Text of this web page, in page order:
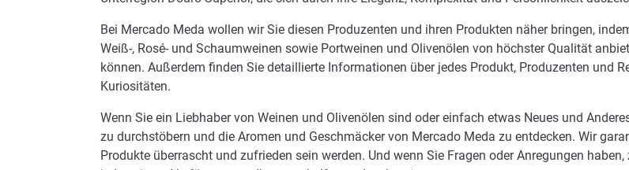
Bei Mercado Meda wollen wir Sie diesen Produzenten und ihren Produkten näher bringen,
Weiß-, Rosé- und Schaumweinen sowie Portweinen und Olivenölen von höchster Qualität
können. Außerdem finden Sie detaillierte Informationen über jedes Produkt, Produzenten und
Kuriositäten.
Wenn Sie ein Liebhaber von Weinen und Olivenölen sind oder einfach etwas Neues und
zu durchstöbern und die Aromen und Geschmäcker von Mercado Meda zu entdecken. Wir
Produkte überrascht und zufrieden sein werden. Und wenn Sie Fragen oder Anregungen